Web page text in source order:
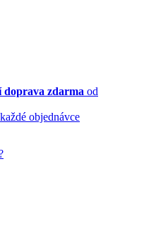
zdarma od
objednávce